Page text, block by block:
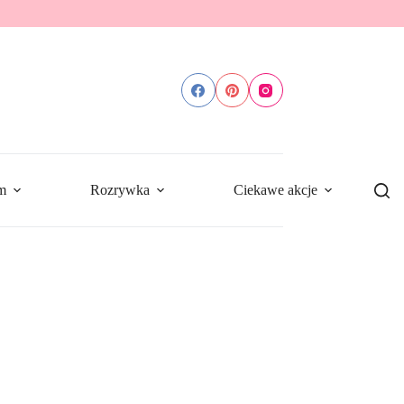
Rozrywka Ciekawe akcje